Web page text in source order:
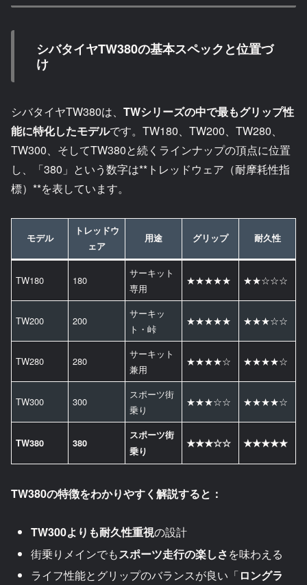
シバタイヤTW380の基本スペックと位置づ
け
シバタイヤTW380は、 TWシリーズの中で最もグリップ性
能に特化したモデルです。TW180、TW200、TW280、
TW300、そしてTW380と続くラインナップの頂点に位置
し、「380」という数字は**トレッドウェア（耐摩耗性指
標）**を表しています。
モデル
トレッドウ
ェア
用途 グリップ 耐久性
TW180 180
サーキット
専用
★★★★★ ★★☆☆☆
TW200 200
サーキッ
ト・峠
★★★★★ ★★★☆☆
TW280 280
サーキット
兼用
★★★★☆ ★★★★☆
TW300 300
スポーツ街
乗り
★★★☆☆ ★★★★☆
TW380 380
スポーツ街
乗り
★★★☆☆ ★★★★★
TW380の特徴をわかりやすく解説すると：
TW300よりも耐久性重視の設計
街乗りメインでもスポーツ走行の楽しさを味わえる
ライフ性能とグリップのバランスが良い「ロングラ